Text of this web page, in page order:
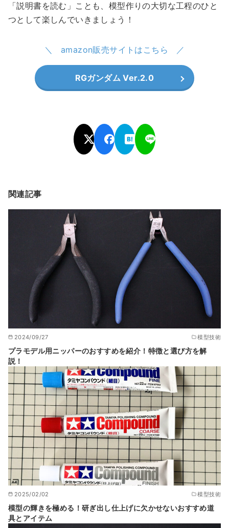
「説明書を読む」ことも、模型作りの大切な工程のひと
つとして楽しんでいきましょう！
amazon販売サイトはこちら
RGガンダム Ver.2.0
関連記事
2024/09/27 模型技術
プラモデル用ニッパーのおすすめを紹介！特徴と選び方を解
説！
2025/02/02 模型技術
模型の輝きを極める！研ぎ出し仕上げに欠かせないおすすめ道
具とアイテム